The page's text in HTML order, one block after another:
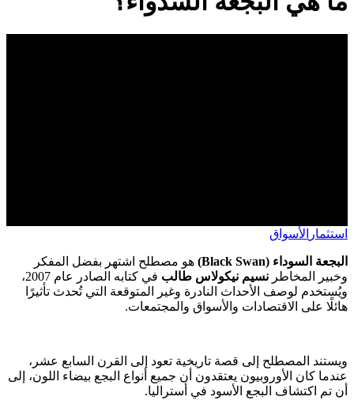
استثمار الأسواق
البجعة السوداء (Black Swan)
هو مصطلح اشتهر بفضل المفكر
وخبير المخاطر نسيم نيكولاس طالب
في كتابه الصادر عام 2007،
ويُستخدم لوصف الأحداث النادرة وغير المتوقعة التي تُحدث تأثيرًا
هائلًا على الاقتصادات والأسواق والمجتمعات.
ويستند المصطلح إلى قصة تاريخية تعود إلى القرن السابع عشر،
عندما كان الأوروبيون يعتقدون أن جميع أنواع البجع بيضاء اللون، إلى
أن تم اكتشاف البجع الأسود في أستراليا.